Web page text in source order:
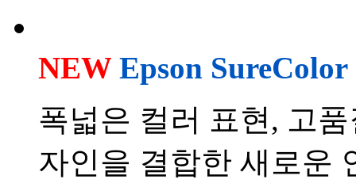
NEW Epson SureColor
폭넓은 컬러 표현, 고
자인을 결합한 새로운